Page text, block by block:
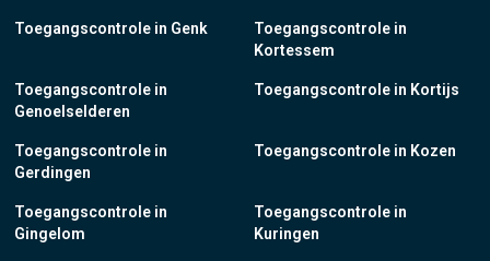
Toegangscontrole in Genk
Toegangscontrole in
Genoelselderen
Toegangscontrole in
Gerdingen
Toegangscontrole in
Gingelom
Toegangscontrole in
Kortessem
Toegangscontrole in Kortijs
Toegangscontrole in Kozen
Toegangscontrole in
Kuringen